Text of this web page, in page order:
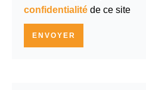
confidentialité de ce site
ENVOYER